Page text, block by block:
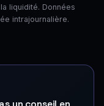
liquidité. Données
intrajournalière.